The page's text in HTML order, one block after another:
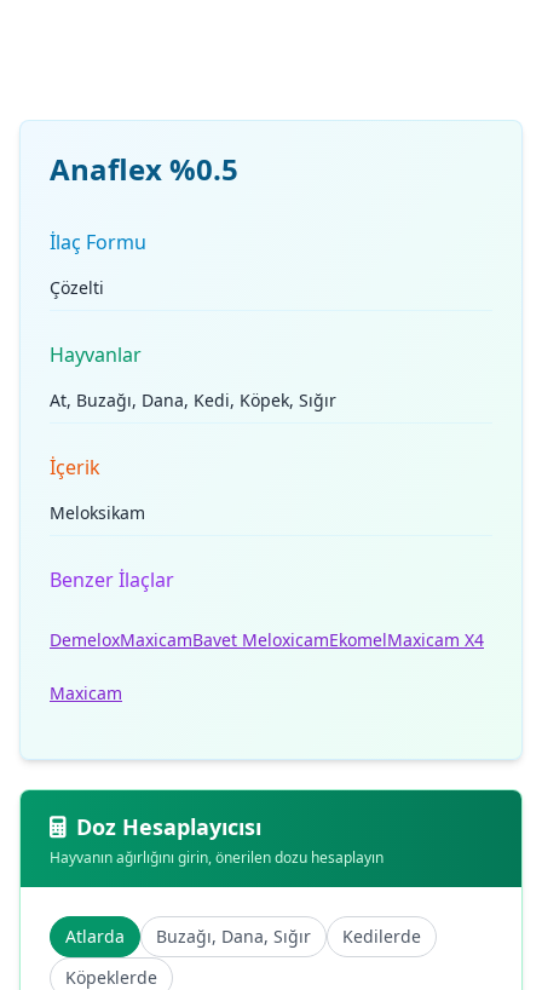
Anaflex %0.5
İlaç Formu
Çözelti
Hayvanlar
At, Buzağı, Dana, Kedi, Köpek, Sığır
İçerik
Meloksikam
Benzer İlaçlar
DemeloxMaxicamBavet MeloxicamEkomelMaxicam X4
Maxicam
Doz Hesaplayıcısı
Hayvanın ağırlığını girin, önerilen dozu hesaplayın
Atlarda Buzağı, Dana, Sığır
Kedilerde
Köpeklerde